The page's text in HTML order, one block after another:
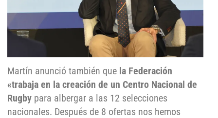
Martín anunció también que la Federación
«trabaja en la creación de un Centro Nacional de
Rugby para albergar a las 12 selecciones
nacionales. Después de 8 ofertas nos hemos